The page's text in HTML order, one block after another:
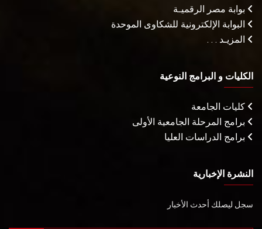
بوابة مصر الرقميـة
البوابة الإلكترونية للشكاوى الموحدة
المزيـد . . .
الكليات و البرامج النوعية
كليات الجامعة
برامج المرحلة الجامعية الأولى
برامج الدراسات العليا
النشرة الإخبارية
سجل ليصلك أحدث الأخبار